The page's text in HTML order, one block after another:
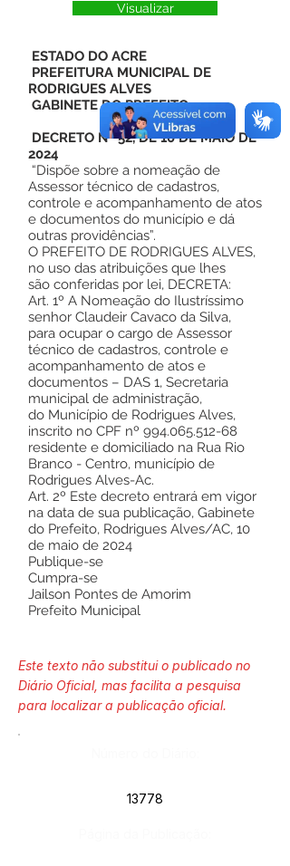
Visualizar
ESTADO DO ACRE
PREFEITURA MUNICIPAL DE
RODRIGUES ALVES
GABINETE DO PREFEITO
DECRETO Nº 52, DE 10 DE MAIO DE
2024
“Dispõe sobre a nomeação de
Assessor técnico de cadastros,
controle e acompanhamento de atos
e documentos do município e dá
outras providências”.
O PREFEITO DE RODRIGUES ALVES,
no uso das atribuições que lhes
são conferidas por lei, DECRETA:
Art. 1º A Nomeação do Ilustríssimo
senhor Claudeir Cavaco da Silva,
para ocupar o cargo de Assessor
técnico de cadastros, controle e
acompanhamento de atos e
documentos – DAS 1, Secretaria
municipal de administração,
do Município de Rodrigues Alves,
inscrito no CPF nº 994.065.512-68
residente e domiciliado na Rua Rio
Branco - Centro, município de
Rodrigues Alves-Ac.
Art. 2º Este decreto entrará em vigor
na data de sua publicação, Gabinete
do Prefeito, Rodrigues Alves/AC, 10
de maio de 2024
Publique-se
Cumpra-se
Jailson Pontes de Amorim
Prefeito Municipal
Este texto não substitui o publicado no
Diário Oficial, mas facilita a pesquisa
para localizar a publicação oficial.
13778